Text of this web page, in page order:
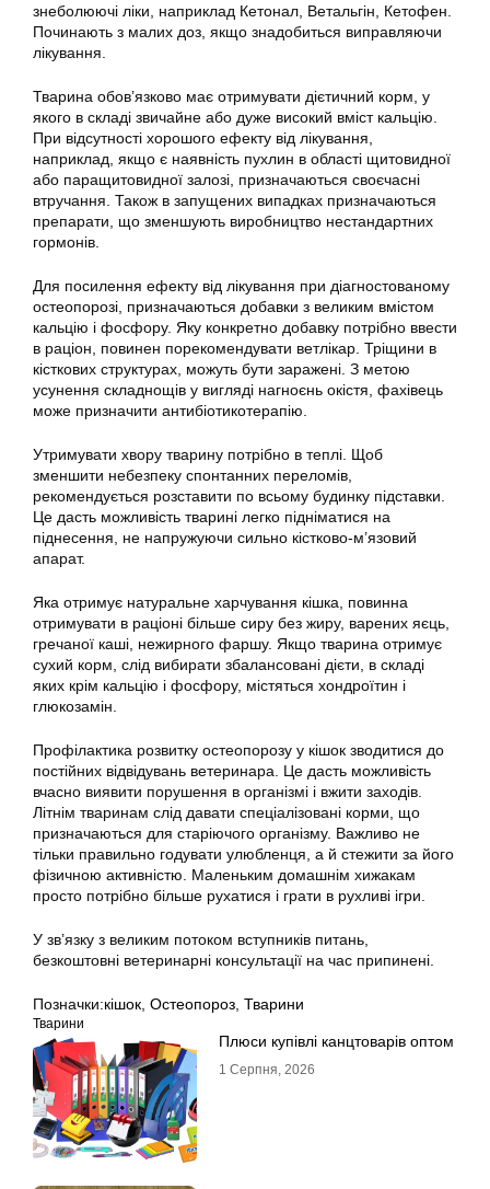
знеболюючі ліки, наприклад Кетонал, Ветальгін, Кетофен.
Починають з малих доз, якщо знадобиться виправляючи
лікування.
Тварина обов’язково має отримувати дієтичний корм, у
якого в складі звичайне або дуже високий вміст кальцію.
При відсутності хорошого ефекту від лікування,
наприклад, якщо є наявність пухлин в області щитовидної
або паращитовидної залозі, призначаються своєчасні
втручання. Також в запущених випадках призначаються
препарати, що зменшують виробництво нестандартних
гормонів.
Для посилення ефекту від лікування при діагностованому
остеопорозі, призначаються добавки з великим вмістом
кальцію і фосфору. Яку конкретно добавку потрібно ввести
в раціон, повинен порекомендувати ветлікар. Тріщини в
кісткових структурах, можуть бути заражені. З метою
усунення складнощів у вигляді нагноєнь окістя, фахівець
може призначити антибіотикотерапію.
Утримувати хвору тварину потрібно в теплі. Щоб
зменшити небезпеку спонтанних переломів,
рекомендується розставити по всьому будинку підставки.
Це дасть можливість тварині легко підніматися на
піднесення, не напружуючи сильно кістково-м’язовий
апарат.
Яка отримує натуральне харчування кішка, повинна
отримувати в раціоні більше сиру без жиру, варених яєць,
гречаної каші, нежирного фаршу. Якщо тварина отримує
сухий корм, слід вибирати збалансовані дієти, в складі
яких крім кальцію і фосфору, містяться хондроїтин і
глюкозамін.
Профілактика розвитку остеопорозу у кішок зводитися до
постійних відвідувань ветеринара. Це дасть можливість
вчасно виявити порушення в організмі і вжити заходів.
Літнім тваринам слід давати спеціалізовані корми, що
призначаються для старіючого організму. Важливо не
тільки правильно годувати улюбленця, а й стежити за його
фізичною активністю. Маленьким домашнім хижакам
просто потрібно більше рухатися і грати в рухливі ігри.
У зв’язку з великим потоком вступників питань,
безкоштовні ветеринарні консультації на час припинені.
Позначки:кішок Остеопороз Тварини
Тварини
Плюси купівлі канцтоварів оптом
1 Серпня, 2026